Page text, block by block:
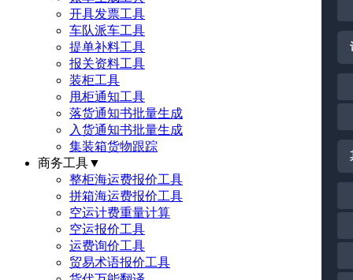
开具发票工具
车队派车工具
提单补料工具
报关资料工具
装柜工具
甩柜通知工具
落货通知书批量生成
入货通知书批量生成
集装箱货物跟踪
商务工具▼
整柜海运费报价工具
拼箱海运费报价工具
空运计费重量计算
空运报价工具
运费询价工具
贸易术语报价工具